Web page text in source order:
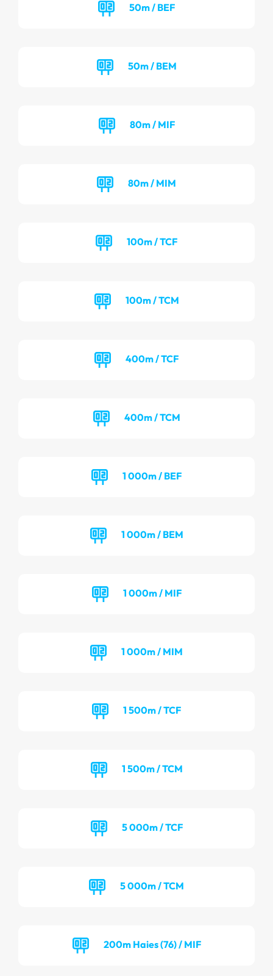
50m / BEF
50m / BEM
80m / MIF
80m / MIM
100m / TCF
100m / TCM
400m / TCF
400m / TCM
1 000m / BEF
1 000m / BEM
1 000m / MIF
1 000m / MIM
1 500m / TCF
1 500m / TCM
5 000m / TCF
5 000m / TCM
200m Haies (76) / MIF